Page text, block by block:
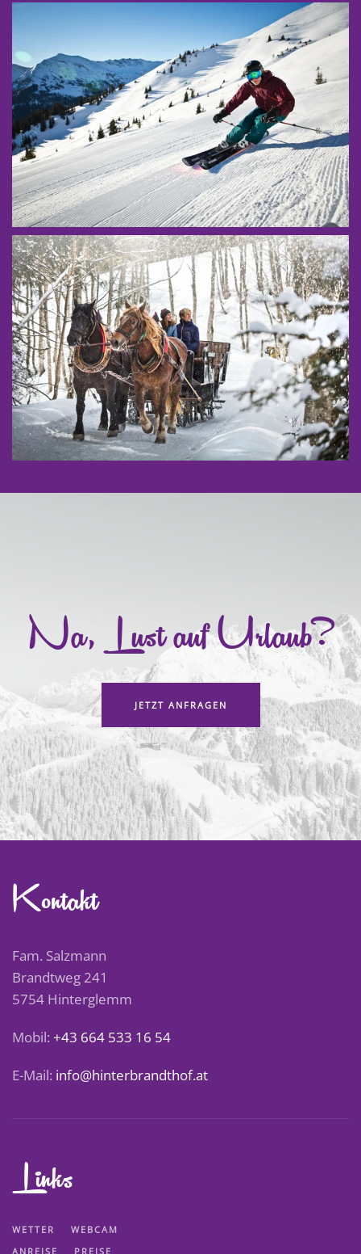
Na, Lust auf Urlaub?
JETZT ANFRAGEN
Kontakt
Fam. Salzmann
Brandtweg 241
5754 Hinterglemm
Mobil: +43 664 533 16 54
E-Mail: info@hinterbrandthof.at
Links
WETTER
WEBCAM
ANREISE
PREISE